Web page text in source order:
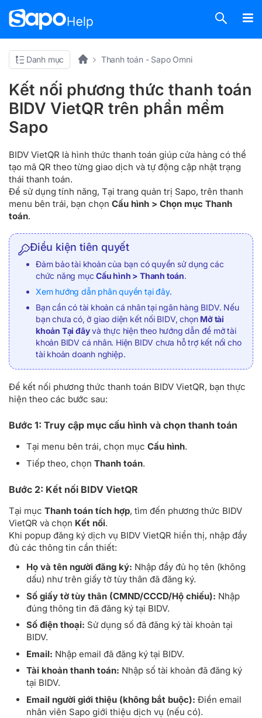
Danh mục Thanh toán - Sapo Omni
Kết nối phương thức thanh toán
BIDV VietQR trên phần mềm
Sapo
BIDV VietQR là hình thức thanh toán giúp cửa hàng có thể
tạo mã QR theo từng giao dịch và tự động cập nhật trạng
thái thanh toán.
Để sử dụng tính năng, Tại trang quản trị Sapo, trên thanh
menu bên trái, bạn chọn Cấu hình > Chọn mục Thanh
toán.
Điều kiện tiên quyết
Đảm bảo tài khoản của bạn có quyền sử dụng các
chức năng mụcCấu hình > Thanh toán.
Xem hướng dẫn phân quyền tại đây.
Bạn cần có tài khoản cá nhân tại ngân hàng BIDV. Nếu
bạn chưa có, ở giao diện kết nối BIDV, chọn Mở tài
khoản Tại đâyvà thực hiện theo hướng dẫn để mở tài
khoản BIDV cá nhân. Hiện BIDV chưa hỗ trợ kết nối cho
tài khoản doanh nghiệp.
Để kết nối phương thức thanh toán BIDV VietQR, bạn thực
hiện theo các bước sau:
Bước 1: Truy cập mục cấu hình và chọn thanh toán
Tại menu bên trái, chọn mục Cấu hình.
Tiếp theo, chọn Thanh toán.
Bước 2: Kết nối BIDV VietQR
Tại mục Thanh toán tích hợp, tìm đến phương thức BIDV
VietQR và chọn Kết nối.
Khi popup đăng ký dịch vụ BIDV VietQR hiển thị, nhập đầy
đủ các thông tin cần thiết:
Họ và tên người đăng ký: Nhập đầy đủ họ tên (không
dấu) như trên giấy tờ tùy thân đã đăng ký.
Số giấy tờ tùy thân (CMND/CCCD/Hộ chiếu): Nhập
đúng thông tin đã đăng ký tại BIDV.
Số điện thoại: Sử dụng số đã đăng ký tài khoản tại
BIDV.
Email: Nhập email đã đăng ký tại BIDV.
Tài khoản thanh toán: Nhập số tài khoản đã đăng ký
tại BIDV.
Email người giới thiệu (không bắt buộc): Điền email
nhân viên Sapo giới thiệu dịch vụ (nếu có).